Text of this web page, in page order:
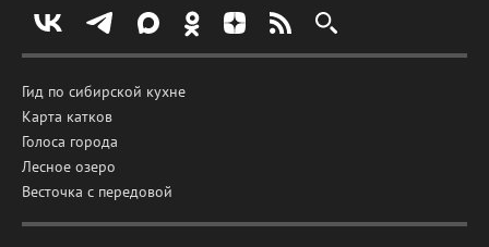
Гид по сибирской кухне
Карта катков
Голоса города
Лесное озеро
Весточка с передовой